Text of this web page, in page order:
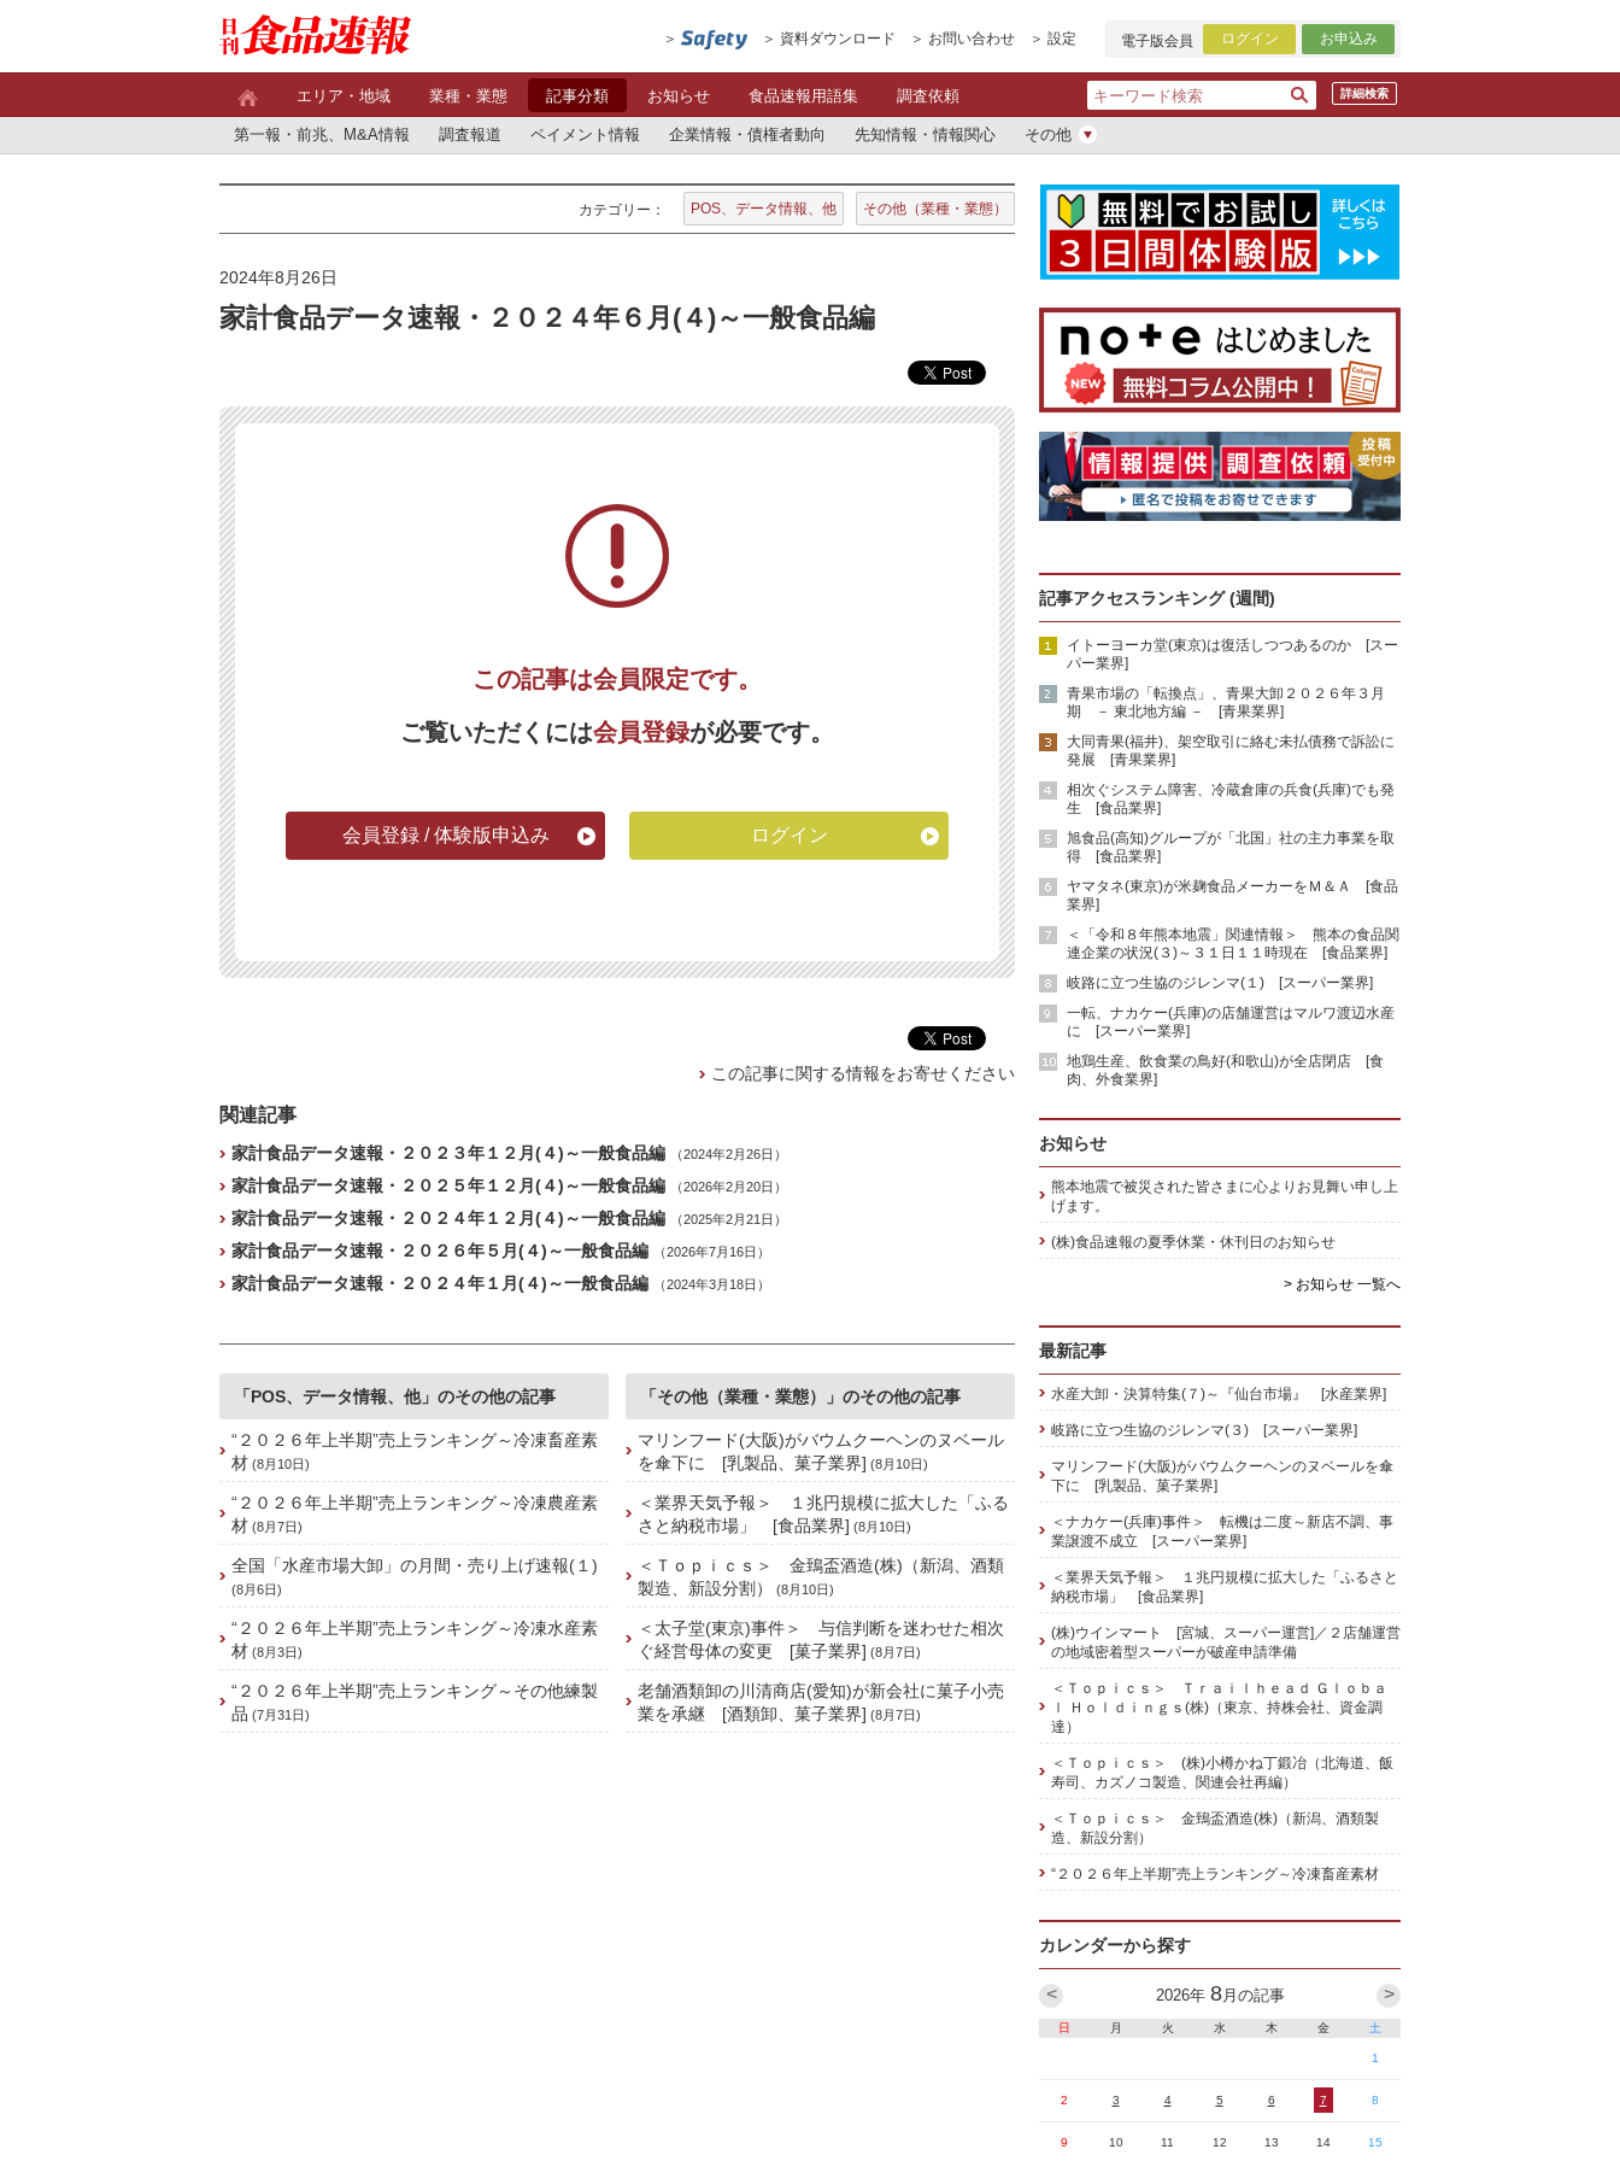
資料ダウンロード お問い合わせ 設定 電子版会員 ログイン お申込み
詳細検索
エリア・地域 業種・業態 記事分類 お知らせ 食品速報用語集 調査依頼
第一報・前兆、M&A情報 調査報道 ペイメント情報 企業情報・債権者動向 先知情報・情報関心 その他
カテゴリー： POS、データ情報、他 その他（業種・業態）
2024年8月26日
家計食品データ速報・２０２４年６月(４)～一般食品編
この記事は会員限定です。
ご覧いただくには会員登録が必要です。
会員登録 / 体験版申込み ログイン
この記事に関する情報をお寄せください
関連記事
家計食品データ速報・２０２３年１２月(４)～一般食品編 （2024年2月26日）
家計食品データ速報・２０２５年１２月(４)～一般食品編 （2026年2月20日）
家計食品データ速報・２０２４年１２月(４)～一般食品編 （2025年2月21日）
家計食品データ速報・２０２６年５月(４)～一般食品編 （2026年7月16日）
家計食品データ速報・２０２４年１月(４)～一般食品編 （2024年3月18日）
「POS、データ情報、他」のその他の記事
“２０２６年上半期”売上ランキング～冷凍畜産素
材 (8月10日)
“２０２６年上半期”売上ランキング～冷凍農産素
材 (8月7日)
全国「水産市場大卸」の月間・売り上げ速報(１)
(8月6日)
“２０２６年上半期”売上ランキング～冷凍水産素
材 (8月3日)
“２０２６年上半期”売上ランキング～その他練製
品 (7月31日)
「その他（業種・業態）」のその他の記事
マリンフード(大阪)がバウムクーヘンのヌベール
を傘下に [乳製品、菓子業界] (8月10日)
＜業界天気予報＞ １兆円規模に拡大した「ふる
さと納税市場」 [食品業界] (8月10日)
＜Ｔｏｐｉｃｓ＞ 金鵄盃酒造(株)（新潟、酒類
製造、新設分割）
(8月10日)
＜太子堂(東京)事件＞ 与信判断を迷わせた相次
ぐ経営母体の変更 [菓子業界] (8月7日)
老舗酒類卸の川清商店(愛知)が新会社に菓子小売
業を承継 [酒類卸、菓子業界] (8月7日)
記事アクセスランキング (週間)
イトーヨーカ堂(東京)は復活しつつあるのか [スー
パー業界]
青果市場の「転換点」、青果大卸２０２６年３月
期 － 東北地方編 － [青果業界]
大同青果(福井)、架空取引に絡む未払債務で訴訟に
発展 [青果業界]
相次ぐシステム障害、冷蔵倉庫の兵食(兵庫)でも発
生 [食品業界]
旭食品(高知)グループが「北国」社の主力事業を取
得 [食品業界]
ヤマタネ(東京)が米麹食品メーカーをＭ＆Ａ [食品
業界]
＜「令和８年熊本地震」関連情報＞ 熊本の食品関
連企業の状況(３)～３１日１１時現在 [食品業界]
岐路に立つ生協のジレンマ(１) [スーパー業界]
一転、ナカケー(兵庫)の店舗運営はマルワ渡辺水産
に [スーパー業界]
地鶏生産、飲食業の鳥好(和歌山)が全店閉店 [食
肉、外食業界]
お知らせ
熊本地震で被災された皆さまに心よりお見舞い申し上
げます。
(株)食品速報の夏季休業・休刊日のお知らせ
> お知らせ 一覧へ
最新記事
水産大卸・決算特集(７)～『仙台市場』 [水産業界]
岐路に立つ生協のジレンマ(３) [スーパー業界]
マリンフード(大阪)がバウムクーヘンのヌベールを傘
下に [乳製品、菓子業界]
＜ナカケー(兵庫)事件＞ 転機は二度～新店不調、事
業譲渡不成立 [スーパー業界]
＜業界天気予報＞ １兆円規模に拡大した「ふるさと
納税市場」 [食品業界]
(株)ウインマート [宮城、スーパー運営]／２店舗運営
の地域密着型スーパーが破産申請準備
＜Ｔｏｐｉｃｓ＞ Ｔｒａｉｌｈｅａｄ Ｇｌｏｂａ
ｌ Ｈｏｌｄｉｎｇｓ(株)（東京、持株会社、資金調
達）
＜Ｔｏｐｉｃｓ＞ (株)小樽かね丁鍛冶（北海道、飯
寿司、カズノコ製造、関連会社再編）
＜Ｔｏｐｉｃｓ＞ 金鵄盃酒造(株)（新潟、酒類製
造、新設分割）
“２０２６年上半期”売上ランキング～冷凍畜産素材
カレンダーから探す
2026年 8月の記事 >
<
日 月 火 水 木 金 土
1
2 3 4 5 6 7 8
9 10 11 12 13 14 15